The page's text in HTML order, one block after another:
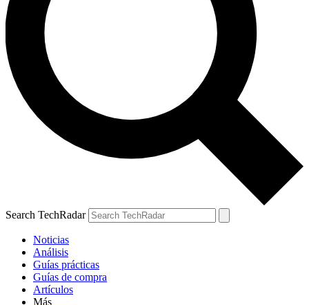
Search TechRadar
Noticias
Análisis
Guías prácticas
Guías de compra
Artículos
Más